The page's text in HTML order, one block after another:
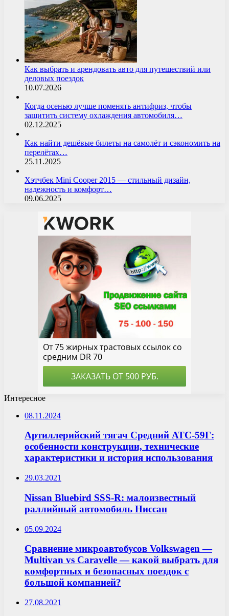
Как выбрать и арендовать авто для путешествий или
деловых поездок
10.07.2026
Когда осенью лучше поменять антифриз, чтобы
защитить систему охлаждения автомобиля…
02.12.2025
Как найти дешёвые билеты на самолёт и сэкономить на
перелётах…
25.11.2025
Хэтчбек Mini Cooper 2015 — стильный дизайн,
надежность и комфорт…
09.06.2025
Интересное
08.11.2024
Артиллерийский тягач Средний АТС-59Г:
особенности конструкции, технические
характеристики и история использования
29.03.2021
Nissan Bluebird SSS-R: малоизвестный
раллийный автомобиль Ниссан
05.09.2024
Сравнение микроавтобусов Volkswagen —
Multivan vs Caravelle — какой выбрать для
комфортных и безопасных поездок с
большой компанией?
27.08.2021